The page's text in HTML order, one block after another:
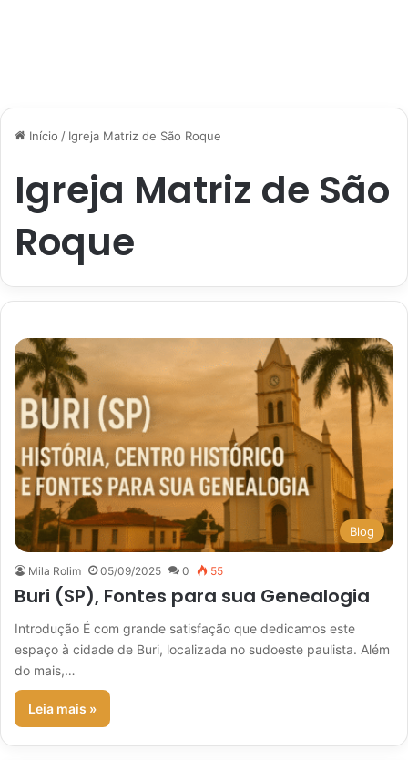
Início / Igreja Matriz de São Roque
Igreja Matriz de São
Roque
Blog
Mila Rolim 05/09/2025 0 55
Buri (SP), Fontes para sua Genealogia
Introdução É com grande satisfação que dedicamos este
espaço à cidade de Buri, localizada no sudoeste paulista. Além
do mais,…
Leia mais »